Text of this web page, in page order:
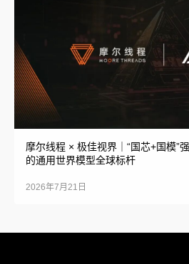
摩尔线程 × 极佳视界｜“国芯+国模”
的通用世界模型全球标杆
2026年7月21日